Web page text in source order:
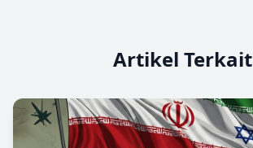
Artikel Terkait